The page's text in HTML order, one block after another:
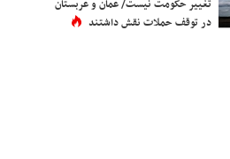
تغییر حکومت نیست/ عمان و عربستان
در توقف حملات نقش داشتند